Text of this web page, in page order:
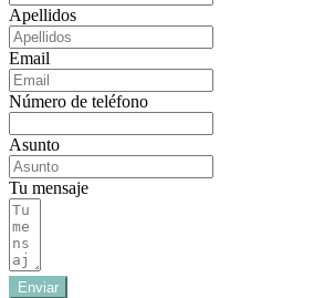
Apellidos
Email
Número de teléfono
Asunto
Tu mensaje
Enviar